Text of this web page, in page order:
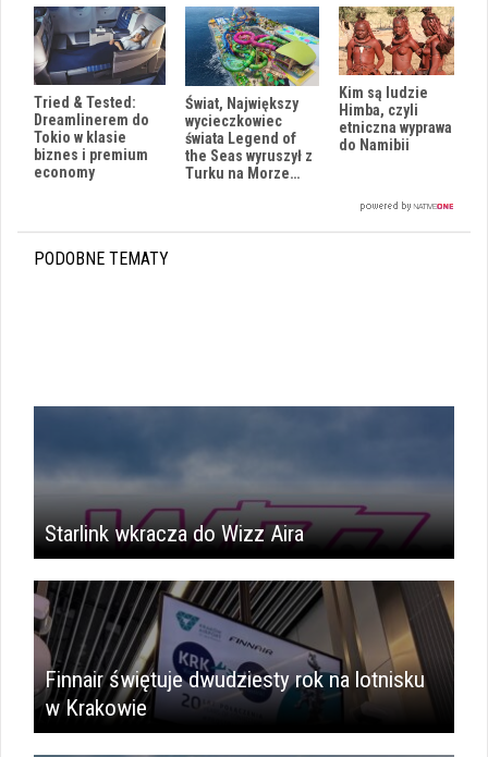
Tried & Tested:
Dreamlinerem do
Tokio w klasie
biznes i premium
economy
Świat, Największy
wycieczkowiec
świata Legend of
the Seas wyruszył z
Turku na Morze…
Kim są ludzie
Himba, czyli
etniczna wyprawa
do Namibii
PODOBNE TEMATY
Starlink wkracza do Wizz Aira
Finnair świętuje dwudziesty rok na lotnisku
w Krakowie